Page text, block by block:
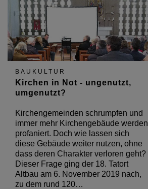
BAUKULTUR
Kirchen in Not - ungenutzt,
umgenutzt?
Kirchengemeinden schrumpfen und
immer mehr Kirchengebäude werden
profaniert. Doch wie lassen sich
diese Gebäude weiter nutzen, ohne
dass deren Charakter verloren geht?
Dieser Frage ging der 18. Tatort
Altbau am 6. November 2019 nach,
zu dem rund 120…